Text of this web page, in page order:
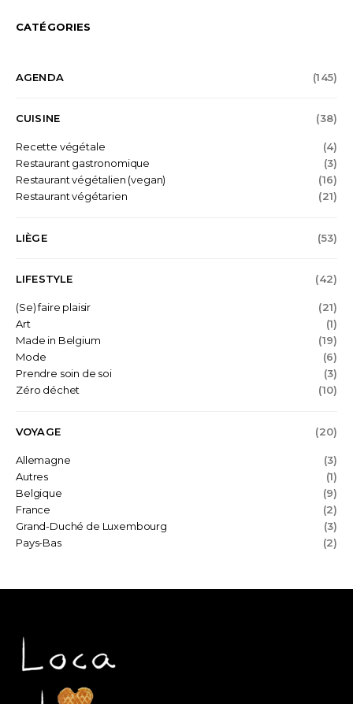
CATÉGORIES
AGENDA (145)
CUISINE (38)
Recette végétale
(4)
Restaurant gastronomique
(3)
Restaurant végétalien (vegan)
(16)
Restaurant végétarien
(21)
LIÈGE (53)
LIFESTYLE (42)
(Se) faire plaisir
(21)
Art
(1)
Made in Belgium
(19)
Mode
(6)
Prendre soin de soi
(3)
Zéro déchet
(10)
VOYAGE (20)
Allemagne
(3)
Autres
(1)
Belgique
(9)
France
(2)
Grand-Duché de Luxembourg
(3)
Pays-Bas
(2)